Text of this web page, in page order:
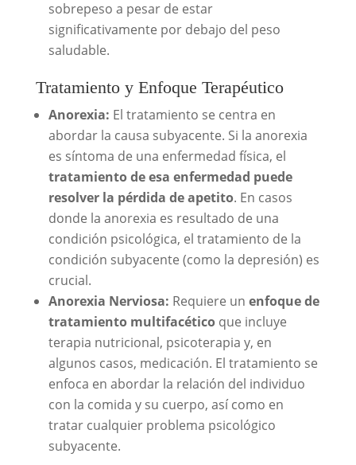
sobrepeso a pesar de estar
significativamente por debajo del peso
saludable.
Tratamiento y Enfoque Terapéutico
Anorexia: El tratamiento se centra en
abordar la causa subyacente. Si la anorexia
es síntoma de una enfermedad física, el
tratamiento de esa enfermedad puede
resolver la pérdida de apetito. En casos
donde la anorexia es resultado de una
condición psicológica, el tratamiento de la
condición subyacente (como la depresión) es
crucial.
Anorexia Nerviosa: Requiere un enfoque de
tratamiento multifacéticoque incluye
terapia nutricional, psicoterapia y, en
algunos casos, medicación. El tratamiento se
enfoca en abordar la relación del individuo
con la comida y su cuerpo, así como en
tratar cualquier problema psicológico
subyacente.